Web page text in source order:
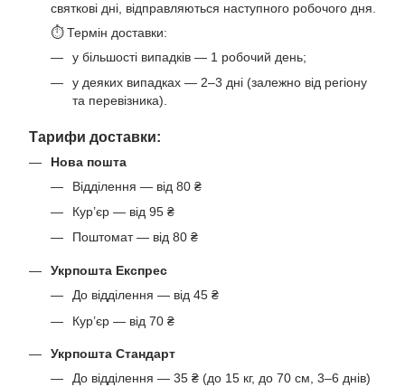
святкові дні, відправляються наступного робочого дня.
⏱ Термін доставки:
у більшості випадків — 1 робочий день;
у деяких випадках — 2–3 дні (залежно від регіону
та перевізника).
Тарифи доставки:
Нова пошта
Відділення — від 80 ₴
Кур’єр — від 95 ₴
Поштомат — від 80 ₴
Укрпошта Експрес
До відділення — від 45 ₴
Кур’єр — від 70 ₴
Укрпошта Стандарт
До відділення — 35 ₴ (до 15 кг, до 70 см, 3–6 днів)